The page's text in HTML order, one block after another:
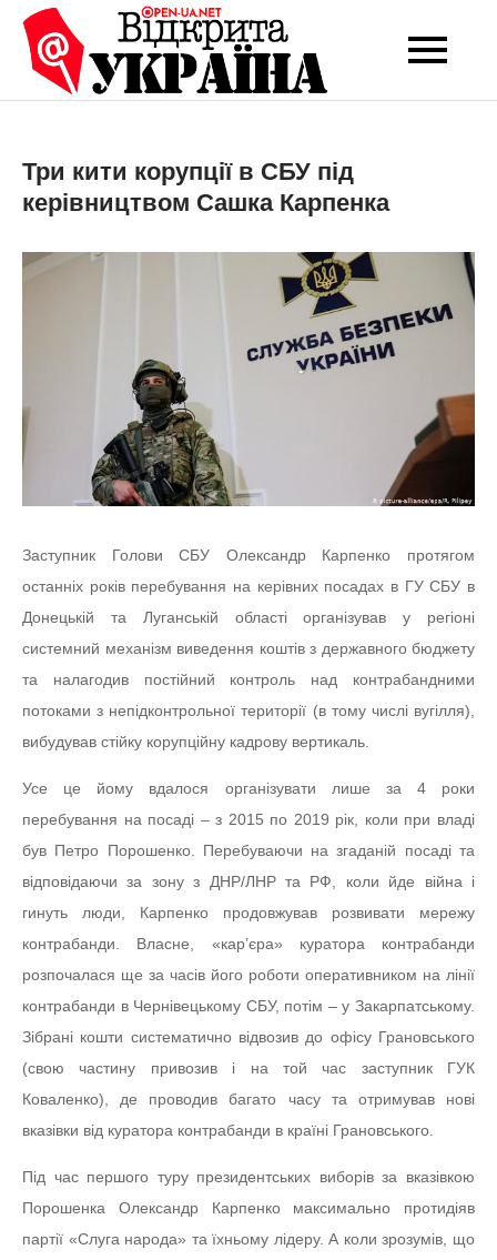
Перейти
вмісту
Open-UA
NET
Це ваше надійне
експертних думок
Три кити корупції в СБУ під
керівництвом Сашка Карпенка
Заступник Голови СБУ Олександр Карпенко протягом
останніх років перебування на керівних посадах в ГУ СБУ в
Донецькій та Луганській області організував у регіоні
системний механізм виведення коштів з державного бюджету
та налагодив постійний контроль над контрабандними
потоками з непідконтрольної території (в тому числі вугілля),
вибудував стійку корупційну кадрову вертикаль.
Усе це йому вдалося організувати лише за 4 роки
перебування на посаді – з 2015 по 2019 рік, коли при владі
був Петро Порошенко. Перебуваючи на згаданій посаді та
відповідаючи за зону з ДНР/ЛНР та РФ, коли йде війна і
гинуть люди, Карпенко продовжував розвивати мережу
контрабанди. Власне, «кар’єра» куратора контрабанди
розпочалася ще за часів його роботи оперативником на лінії
контрабанди в Чернівецькому СБУ, потім – у Закарпатському.
Зібрані кошти систематично відвозив до офісу Грановського
(свою частину привозив і на той час заступник ГУК
Коваленко), де проводив багато часу та отримував нові
вказівки від куратора контрабанди в країні Грановського.
Під час першого туру президентських виборів за вказівкою
Порошенка Олександр Карпенко максимально протидіяв
партії «Слуга народа» та їхньому лідеру. А коли зрозумів, що